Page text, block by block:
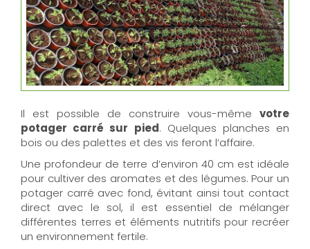
Il est possible de construire vous-même votre
potager carré sur pied. Quelques planches en
bois ou des palettes et des vis feront l’affaire.
Une profondeur de terre d’environ 40 cm est idéale
pour cultiver des aromates et des légumes. Pour un
potager carré avec fond, évitant ainsi tout contact
direct avec le sol, il est essentiel de mélanger
différentes terres et éléments nutritifs pour recréer
un environnement fertile.